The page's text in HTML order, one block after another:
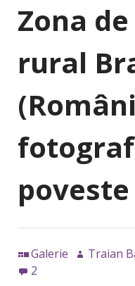
Zona
rural
Galerie Traian
2